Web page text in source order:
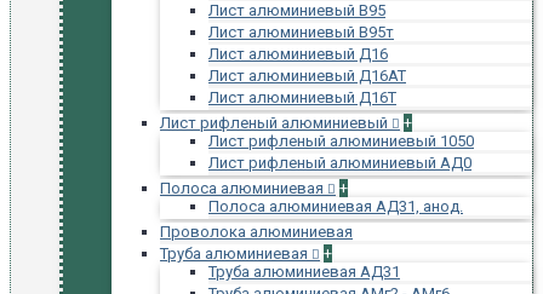
Лист алюминиевый В95
Лист алюминиевый В95т
Лист алюминиевый Д16
Лист алюминиевый Д16АТ
Лист алюминиевый Д16Т
Лист рифленый алюминиевый
+
Лист рифленый алюминиевый 1050
Лист рифленый алюминиевый АД0
Полоса алюминиевая
+
Полоса алюминиевая АД31, анод.
Проволока алюминиевая
Труба алюминиевая
+
Труба алюминиевая АД31